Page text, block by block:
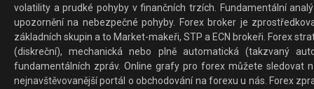
volatility a prudké pohyby v finančních trzích. Fundamentální
upozornění na nebezpečné pohyby. Forex broker je
základních skupin a to Market-makeři, STP a ECN brokeři. Forex
(diskreční), mechanická nebo plně automatická (takzvaný
fundamentálních zpráv. Online grafy pro forex můžete sledovat
nejnavštěvovanější portál o obchodování na forexu u nás. Forex